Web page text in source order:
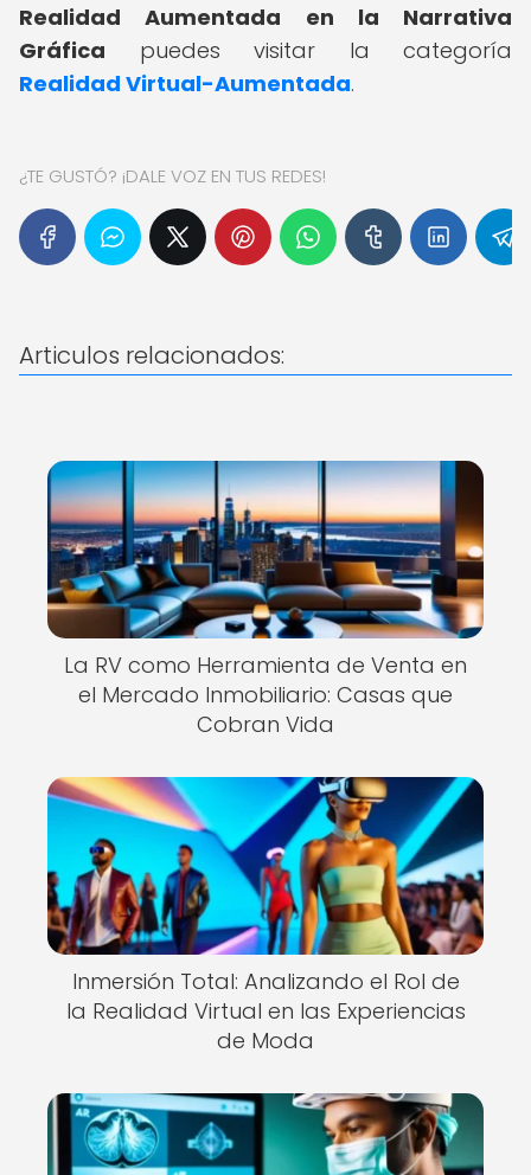
Realidad Aumentada en la Narrativa
Gráfica puedes visitar la categoría
Realidad Virtual-Aumentada.
¿TE GUSTÓ? ¡DALE VOZ EN TUS REDES!
Articulos relacionados:
La RV como Herramienta de Venta en
el Mercado Inmobiliario: Casas que
Cobran Vida
Inmersión Total: Analizando el Rol de
la Realidad Virtual en las Experiencias
de Moda